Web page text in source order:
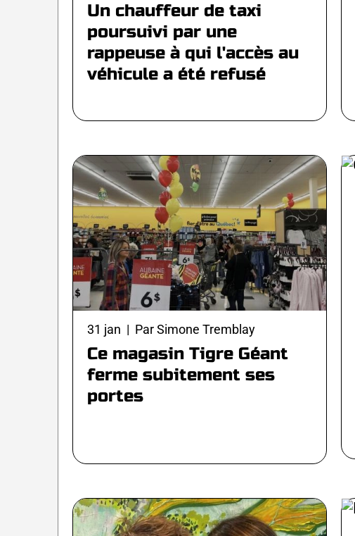
Un chauffeur de taxi
poursuivi par une
rappeuse à qui l'accès au
véhicule a été refusé
31 jan | Par Simone Tremblay
Ce magasin Tigre Géant
ferme subitement ses
portes